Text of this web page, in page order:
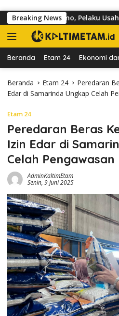
Breaking News
dr Sutomo, Pelaku Usaha
Beranda Etam 24 Ekonomi
Beranda Etam 24
Peredaran
Edar di Samarinda Ungkap Celah
Etam 24
Peredaran Beras
Izin Edar di
Celah Pengawasan
AdminKaltimEtam
Senin, 9 Juni 2025